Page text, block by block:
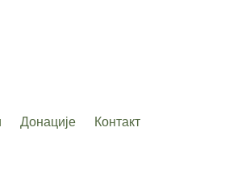
Донације Контакт